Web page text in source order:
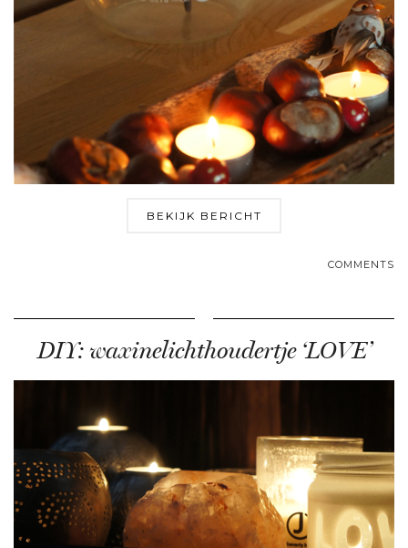
BEKIJK BERICHT
COMMENTS
DIY: waxinelichthoudertje ‘LOVE’